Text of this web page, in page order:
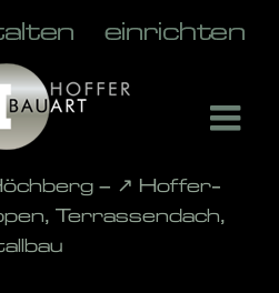
– ↗️ Hoffer-
Terrassendach,